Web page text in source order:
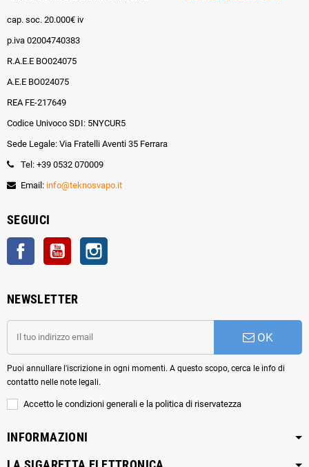
cap. soc. 20.000€ iv
p.iva 02004740383
R.A.E.E BO024075
A.E.E BO024075
REA FE-217649
Codice Univoco SDI: 5NYCUR5
Sede Legale: Via Fratelli Aventi 35 Ferrara
Tel: +39 0532 070009
Email: info@teknosvapo.it
SEGUICI
Facebook YouTube
NEWSLETTER
OK
Puoi annullare l'iscrizione in ogni momenti. A questo scopo, cerca le info di
contatto nelle note legali.
Accetto le condizioni generali e la politica di riservatezza
INFORMAZIONI